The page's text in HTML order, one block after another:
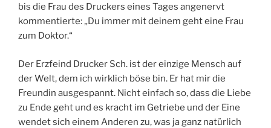
bis die Frau des Druckers eines Tages angenervt
kommentierte: „Du immer mit deinem geht eine Frau
zum Doktor.“
Der Erzfeind Drucker Sch. ist der einzige Mensch auf
der Welt, dem ich wirklich böse bin. Er hat mir die
Freundin ausgespannt. Nicht einfach so, dass die Liebe
zu Ende geht und es kracht im Getriebe und der Eine
wendet sich einem Anderen zu, was ja ganz natürlich